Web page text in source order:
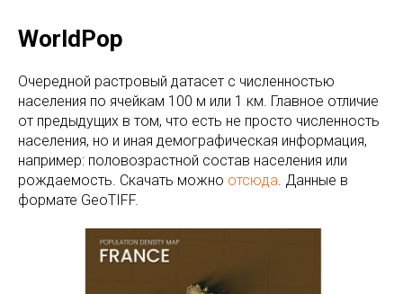
WorldPop
Очередной растровый датасет с численностью
населения по ячейкам 100 м или 1 км. Главное отличие
от предыдущих в том, что есть не просто численность
населения, но и иная демографическая информация,
например: половозрастной состав населения или
рождаемость. Скачать можно отсюда. Данные в
формате GeoTIFF.